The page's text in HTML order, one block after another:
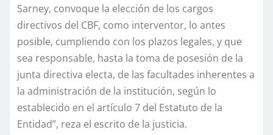
Sarney, convoque la elección de los cargos
directivos del CBF, como interventor, lo antes
posible, cumpliendo con los plazos legales, y que
sea responsable, hasta la toma de posesión de la
junta directiva electa, de las facultades inherentes a
la administración de la institución, según lo
establecido en el artículo 7 del Estatuto de la
Entidad”, reza el escrito de la justicia.